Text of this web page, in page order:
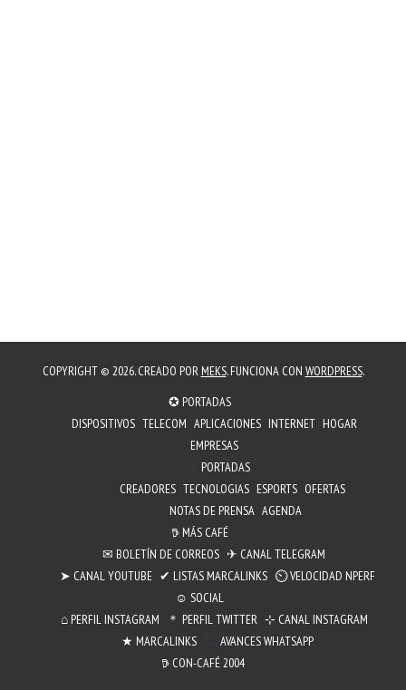
COPYRIGHT © 2026. CREADO POR MEKS. FUNCIONA CON WORDPRESS.
✪ PORTADAS
DISPOSITIVOS TELECOM APLICACIONES INTERNET HOGAR
EMPRESAS
PORTADAS
CREADORES TECNOLOGIAS ESPORTS OFERTAS
NOTAS DE PRENSA AGENDA
𖠚 MÁS CAFÉ
✉︎ BOLETÍN DE CORREOS ✈ CANAL TELEGRAM
➤ CANAL YOUTUBE ✔ LISTAS MARCALINKS ⏲︎ VELOCIDAD NPERF
☺ SOCIAL
⌂ PERFIL INSTAGRAM
＊ PERFIL TWITTER ⊹ CANAL INSTAGRAM
★ MARCALINKS
AVANCES WHATSAPP
𖠚 CON-CAFÉ 2004